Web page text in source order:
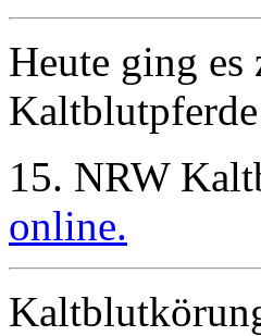
Heute ging es
15. NRW
online.